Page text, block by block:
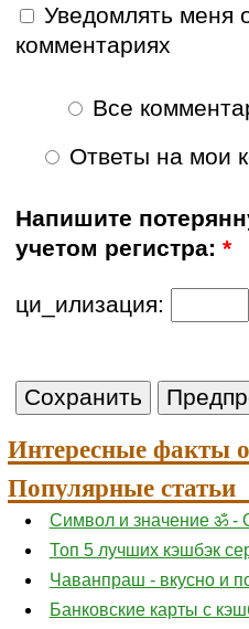
Уведомлять меня
комментариях
Все
Ответы на мои
Напишите
учетом регистра:*
ци_илизация:
Интересные факты
Популярные статьи
Символ и значение ॐ -
Топ 5 лучших кэшбэк
Чаванпраш - вкусно и
Банковские карты с